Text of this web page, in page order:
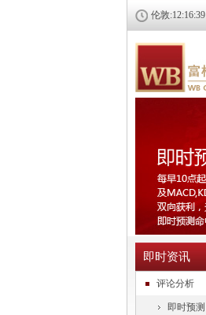
伦敦:12:16:39
即时资讯
评论分析
即时预测